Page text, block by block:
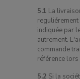
5.1 La
indiquée par
autrement.
commande
référence
5.2 Si la